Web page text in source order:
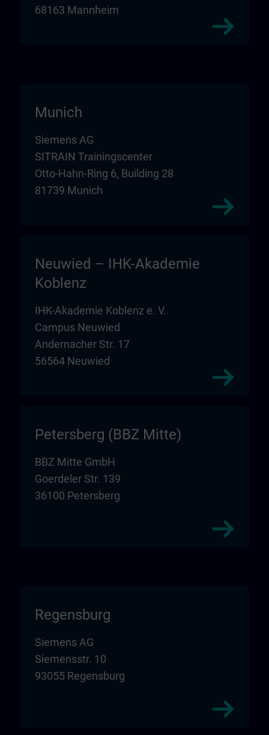
68163 Mannheim
Munich
Siemens AG
SITRAIN Trainingscenter
Otto-Hahn-Ring 6, Building 28
81739 Munich
Neuwied – IHK-Akademie
Koblenz
IHK-Akademie Koblenz e. V.
Campus Neuwied
Andernacher Str. 17
56564 Neuwied
Petersberg (BBZ Mitte)
BBZ Mitte GmbH
Goerdeler Str. 139
36100 Petersberg
Regensburg
Siemens AG
Siemensstr. 10
93055 Regensburg